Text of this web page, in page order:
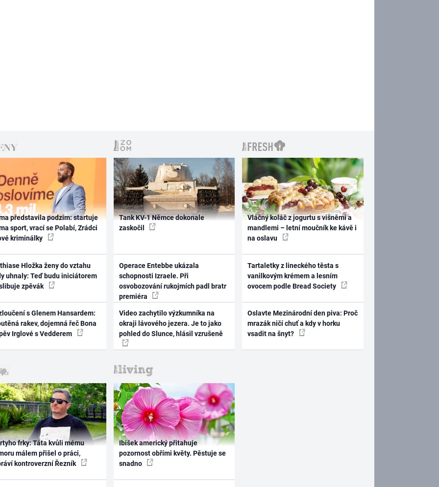
představila podzim: startuje
sport, vrací se Polabí, Zrádci
kriminálky
Hložka ženy do vztahu
uhnaly: Teď budu iniciátorem
zpěvák
s Glenem Hansardem:
rakev, dojemná řeč Bona
Irglové s Vedderem
Tank KV-1 Němce dokonale
zaskočil
Operace Entebbe ukázala
schopnosti Izraele. Při
osvobozování rukojmích padl bratr
premiéra
Video zachytilo výzkumníka na
okraji lávového jezera. Je to jako
pohled do Slunce, hlásil vzrušeně
Vláčný koláč z jogurtu s višněmi a
mandlemi – letní moučník ke kávě i
na oslavu
Tartaletky z lineckého těsta s
vanilkovým krémem a lesním
ovocem podle Bread Society
Oslavte Mezinárodní den piva: Proč
mrazák ničí chuť a kdy v horku
vsadit na šnyt?
frky: Táta kvůli mému
málem přišel o práci,
kontroverzní Řezník
Ibišek americký přitahuje
pozornost obřími květy. Pěstuje se
snadno